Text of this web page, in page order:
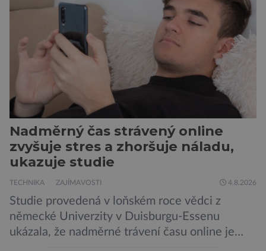
Nadměrný čas strávený online
zvyšuje stres a zhoršuje náladu,
ukazuje studie
TECHNIKA ZAJÍMAVOSTI 4.8.2026
Studie provedená v loňském roce vědci z
německé Univerzity v Duisburgu-Essenu
ukázala, že nadměrné trávení času online je